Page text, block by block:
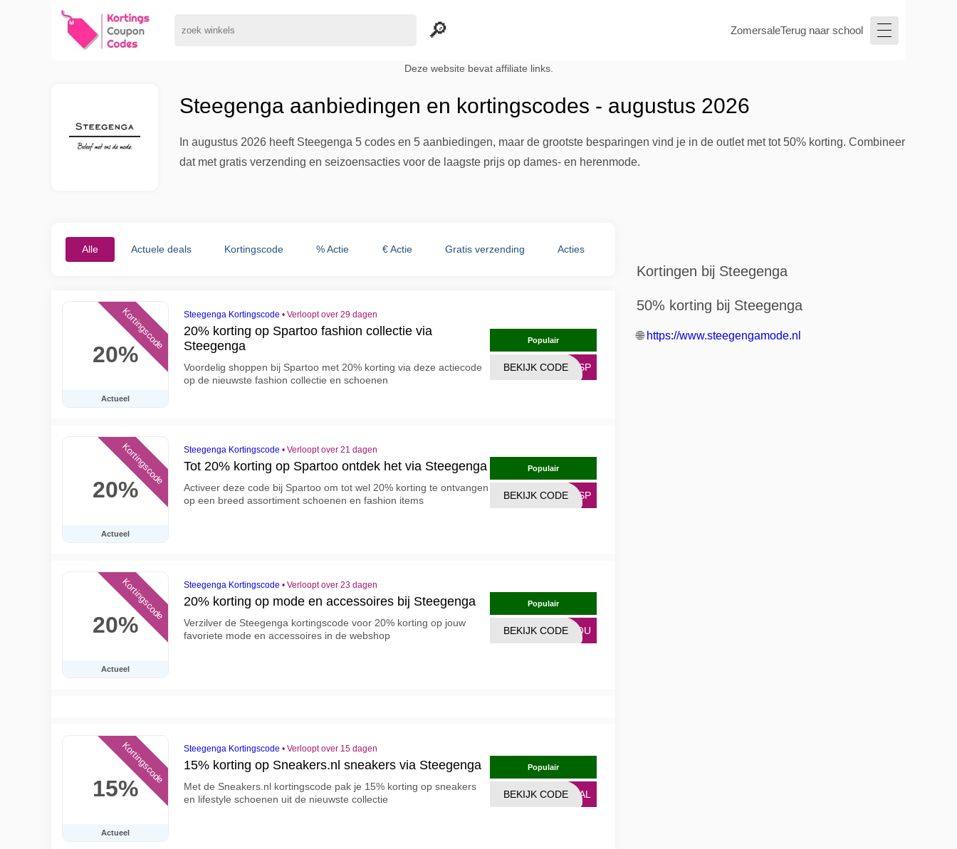
ZomersaleTerug naar school
Deze website bevat affiliate links.
Steegenga aanbiedingen en kortingscodes - augustus 2026
In augustus 2026 heeft Steegenga 5 codes en 5 aanbiedingen, maar de grootste besparingen vind je in de outlet met tot 50% korting. Combineer
dat met gratis verzending en seizoensacties voor de laagste prijs op dames- en herenmode.
Alle Actuele deals Kortingscode % Actie € Actie Gratis verzending Acties
20%
Actueel
Kortingscode Steegenga Kortingscode • Verloopt over 29 dagen
20% korting op Spartoo fashion collectie via
Steegenga
Voordelig shoppen bij Spartoo met 20% korting via deze actiecode
op de nieuwste fashion collectie en schoenen
Populair
26SP
BEKIJK CODE
20%
Actueel
Kortingscode Steegenga Kortingscode • Verloopt over 21 dagen
Tot 20% korting op Spartoo ontdek het via Steegenga
Activeer deze code bij Spartoo om tot wel 20% korting te ontvangen
op een breed assortiment schoenen en fashion items
Populair
26SP
BEKIJK CODE
20%
Actueel
Kortingscode Steegenga Kortingscode • Verloopt over 23 dagen
20% korting op mode en accessoires bij Steegenga
Verzilver de Steegenga kortingscode voor 20% korting op jouw
favoriete mode en accessoires in de webshop
Populair
4YOU
BEKIJK CODE
15%
Actueel
Kortingscode Steegenga Kortingscode • Verloopt over 15 dagen
15% korting op Sneakers.nl sneakers via Steegenga
Met de Sneakers.nl kortingscode pak je 15% korting op sneakers
en lifestyle schoenen uit de nieuwste collectie
Populair
DEAL
BEKIJK CODE
Kortingen bij Steegenga
50% korting bij Steegenga
🌐 https://www.steegengamode.nl